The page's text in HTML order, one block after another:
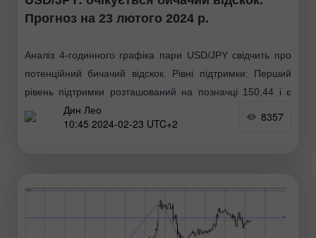
Прогноз на 23 лютого 2024 р.
Аналіз 4-годинного графіка пари USD/JPY свідчить про
потенційний бичачий відскок. Рівні підтримки: Перший
рівень підтримки розташований на позначці 150,44 і є
значною областю, де раніше спостерігалося зростання
купівельного інтересу. Другий
Дин Лео
10:45 2024-02-23 UTC+2
8357